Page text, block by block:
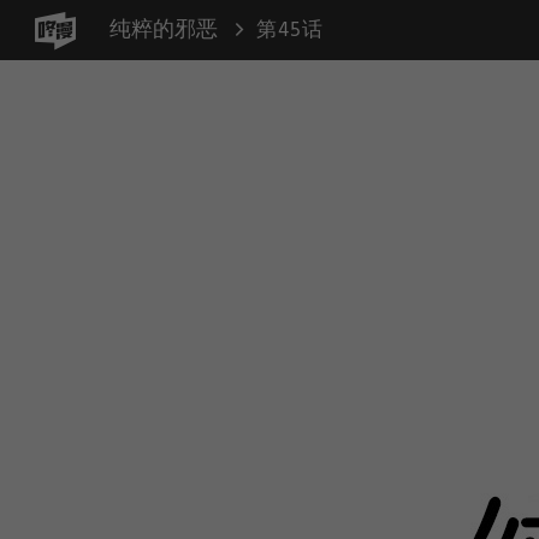
纯粹的邪恶 第45话